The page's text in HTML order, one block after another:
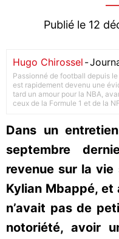
Publié le 12
Hugo Chirossel -
Passionné de football depuis
est rapidement devenu une
tard un amour pour la NBA,
ceux de la Formule 1 et de la
Dans un
septembre
revenue sur la
Kylian Mbappé,
n’avait pas de
notoriété, avoir